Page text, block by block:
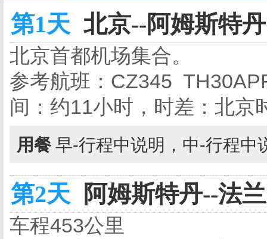
第1天 北京--阿姆斯特
北京首都机场集合。
参考航班：CZ345
间：约11小时，时差：北京
用餐 早-行程中说明，中-行程
第2天 阿姆斯特丹--法
车程453公里